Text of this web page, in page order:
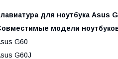
для ноутбука Asus
модели
G60
G60J